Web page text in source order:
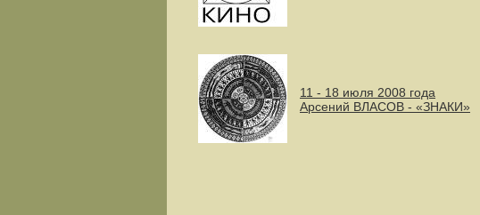
11 - 18 июля 2008 года
Арсений ВЛАСОВ - «ЗНАКИ»